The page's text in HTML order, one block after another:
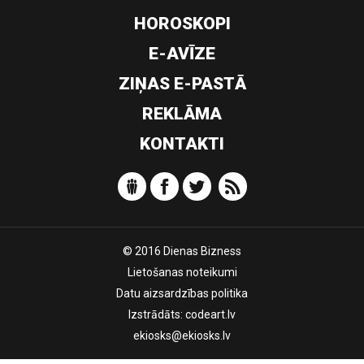
HOROSKOPI
E-AVĪZE
ZIŅAS E-PASTĀ
REKLĀMA
KONTAKTI
© 2016 Dienas Bizness
Lietošanas noteikumi
Datu aizsardzības politika
Izstrādāts: codeart.lv
ekiosks@ekiosks.lv